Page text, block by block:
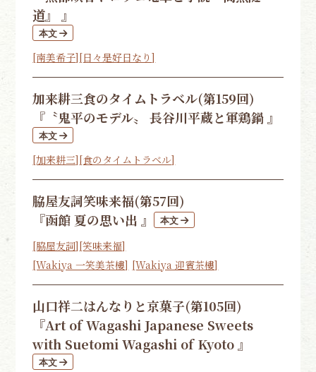
道』 』
[南美希子][日々是好日なり]
加来耕三食のタイムトラベル(第159回)
『〝鬼平のモデル〟 長谷川平蔵と軍鶏鍋 』
[加来耕三][食のタイムトラベル]
脇屋友詞笑味来福(第57回)
『函館 夏の思い出 』
[脇屋友詞][笑味来福]
[Wakiya 一笑美茶樓] [Wakiya 迎賓茶樓]
山口祥二はんなりと京菓子(第105回)
『Art of Wagashi Japanese Sweets
with Suetomi Wagashi of Kyoto 』